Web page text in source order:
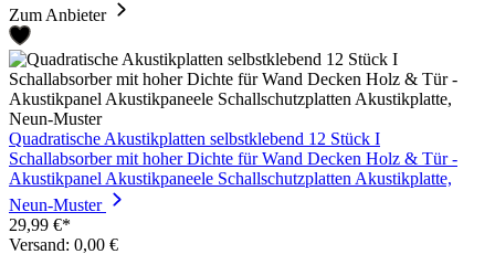
Zum Anbieter
Quadratische Akustikplatten selbstklebend 12 Stück I
Schallabsorber mit hoher Dichte für Wand Decken Holz & Tür -
Akustikpanel Akustikpaneele Schallschutzplatten Akustikplatte,
Neun-Muster
29,99 €*
Versand: 0,00 €